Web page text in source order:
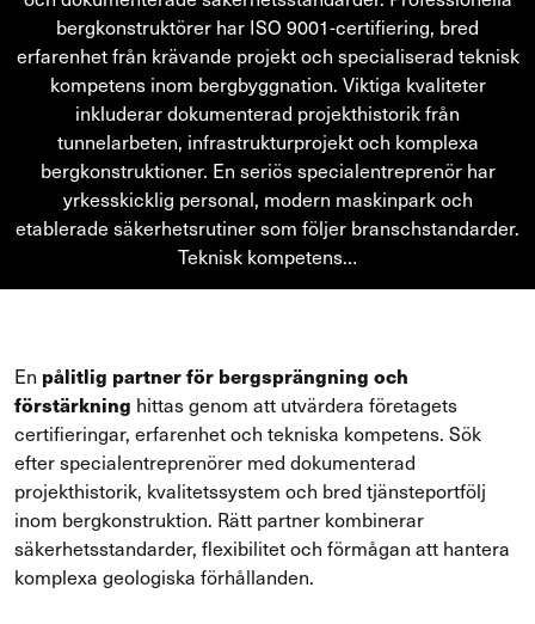
bergkonstruktörer har ISO 9001-certifiering, bred
erfarenhet från krävande projekt och specialiserad teknisk
kompetens inom bergbyggnation. Viktiga kvaliteter
inkluderar dokumenterad projekthistorik från
tunnelarbeten, infrastrukturprojekt och komplexa
bergkonstruktioner. En seriös specialentreprenör har
yrkesskicklig personal, modern maskinpark och
etablerade säkerhetsrutiner som följer branschstandarder.
Teknisk kompetens…
En pålitlig partner för bergsprängning och
förstärkning hittas genom att utvärdera företagets
certifieringar, erfarenhet och tekniska kompetens. Sök
efter specialentreprenörer med dokumenterad
projekthistorik, kvalitetssystem och bred tjänsteportfölj
inom bergkonstruktion. Rätt partner kombinerar
säkerhetsstandarder, flexibilitet och förmågan att hantera
komplexa geologiska förhållanden.